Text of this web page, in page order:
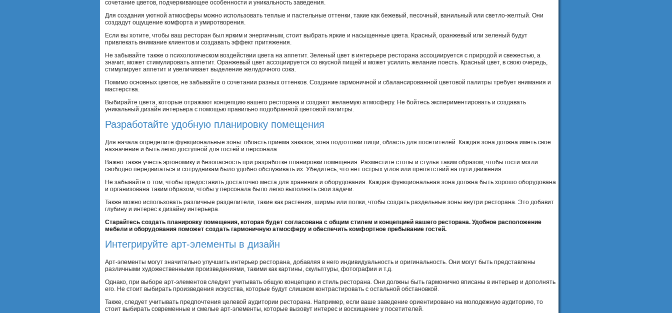
сочетание цветов, подчеркивающее особенности и уникальность заведения.
Для создания уютной атмосферы можно использовать теплые и пастельные оттенки, такие как бежевый, песочный, ванильный или светло-желтый. Они
создадут ощущение комфорта и умиротворения.
Если вы хотите, чтобы ваш ресторан был ярким и энергичным, стоит выбрать яркие и насыщенные цвета. Красный, оранжевый или зеленый будут
привлекать внимание клиентов и создавать эффект притяжения.
Не забывайте также о психологическом воздействии цвета на аппетит. Зеленый цвет в интерьере ресторана ассоциируется с природой и свежестью, а
значит, может стимулировать аппетит. Оранжевый цвет ассоциируется со вкусной пищей и может усилить желание поесть. Красный цвет, в свою очередь,
стимулирует аппетит и увеличивает выделение желудочного сока.
Помимо основных цветов, не забывайте о сочетании разных оттенков. Создание гармоничной и сбалансированной цветовой палитры требует внимания и
мастерства.
Выбирайте цвета, которые отражают концепцию вашего ресторана и создают желаемую атмосферу. Не бойтесь экспериментировать и создавать
уникальный дизайн интерьера с помощью правильно подобранной цветовой палитры.
Разработайте удобную планировку помещения
Для начала определите функциональные зоны: область приема заказов, зона подготовки пищи, область для посетителей. Каждая зона должна иметь свое
назначение и быть легко доступной для гостей и персонала.
Важно также учесть эргономику и безопасность при разработке планировки помещения. Разместите столы и стулья таким образом, чтобы гости могли
свободно передвигаться и сотрудникам было удобно обслуживать их. Убедитесь, что нет острых углов или препятствий на пути движения.
Не забывайте о том, чтобы предоставить достаточно места для хранения и оборудования. Каждая функциональная зона должна быть хорошо оборудована
и организована таким образом, чтобы у персонала было легко выполнять свои задачи.
Также можно использовать различные разделители, такие как растения, ширмы или полки, чтобы создать раздельные зоны внутри ресторана. Это добавит
глубину и интерес к дизайну интерьера.
Старайтесь создать планировку помещения, которая будет согласована с общим стилем и концепцией вашего ресторана. Удобное расположение
мебели и оборудования поможет создать гармоничную атмосферу и обеспечить комфортное пребывание гостей.
Интегрируйте арт-элементы в дизайн
Арт-элементы могут значительно улучшить интерьер ресторана, добавляя в него индивидуальность и оригинальность. Они могут быть представлены
различными художественными произведениями, такими как картины, скульптуры, фотографии и т.д.
Однако, при выборе арт-элементов следует учитывать общую концепцию и стиль ресторана. Они должны быть гармонично вписаны в интерьер и дополнять
его. Не стоит выбирать произведения искусства, которые будут слишком контрастировать с остальной обстановкой.
Также, следует учитывать предпочтения целевой аудитории ресторана. Например, если ваше заведение ориентировано на молодежную аудиторию, то
стоит выбирать современные и смелые арт-элементы, которые вызовут интерес и восхищение у посетителей.